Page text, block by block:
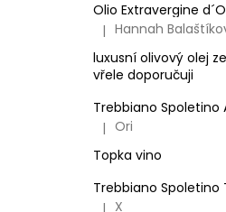
Hodnocení produktu
| Hannah
luxusní olivový olej
vřele doporučuji
Hodnocení produktu
| Ori
Topka vino
Trebbiano Spoletino
X